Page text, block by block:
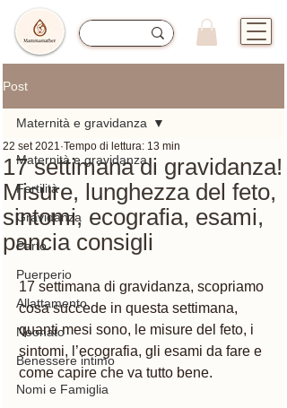
Post
Maternità e gravidanza
Fertilità
Gravidanza
Parto
Puerperio
Allattamento
Neonato
Benessere intimo
Nomi e Famiglia
Maternità e gravidanza
17 settimana di gravidanza!
Misure, lunghezza del feto,
sintomi, ecografia, esami,
pancia consigli
22 set 2021 Tempo di lettura: 13 min
17 settimana di gravidanza, scopriamo
cosa succede in questa settimana,
quanti mesi sono, le misure del feto, i
sintomi, l’ecografia, gli esami da fare e
come capire che va tutto bene.